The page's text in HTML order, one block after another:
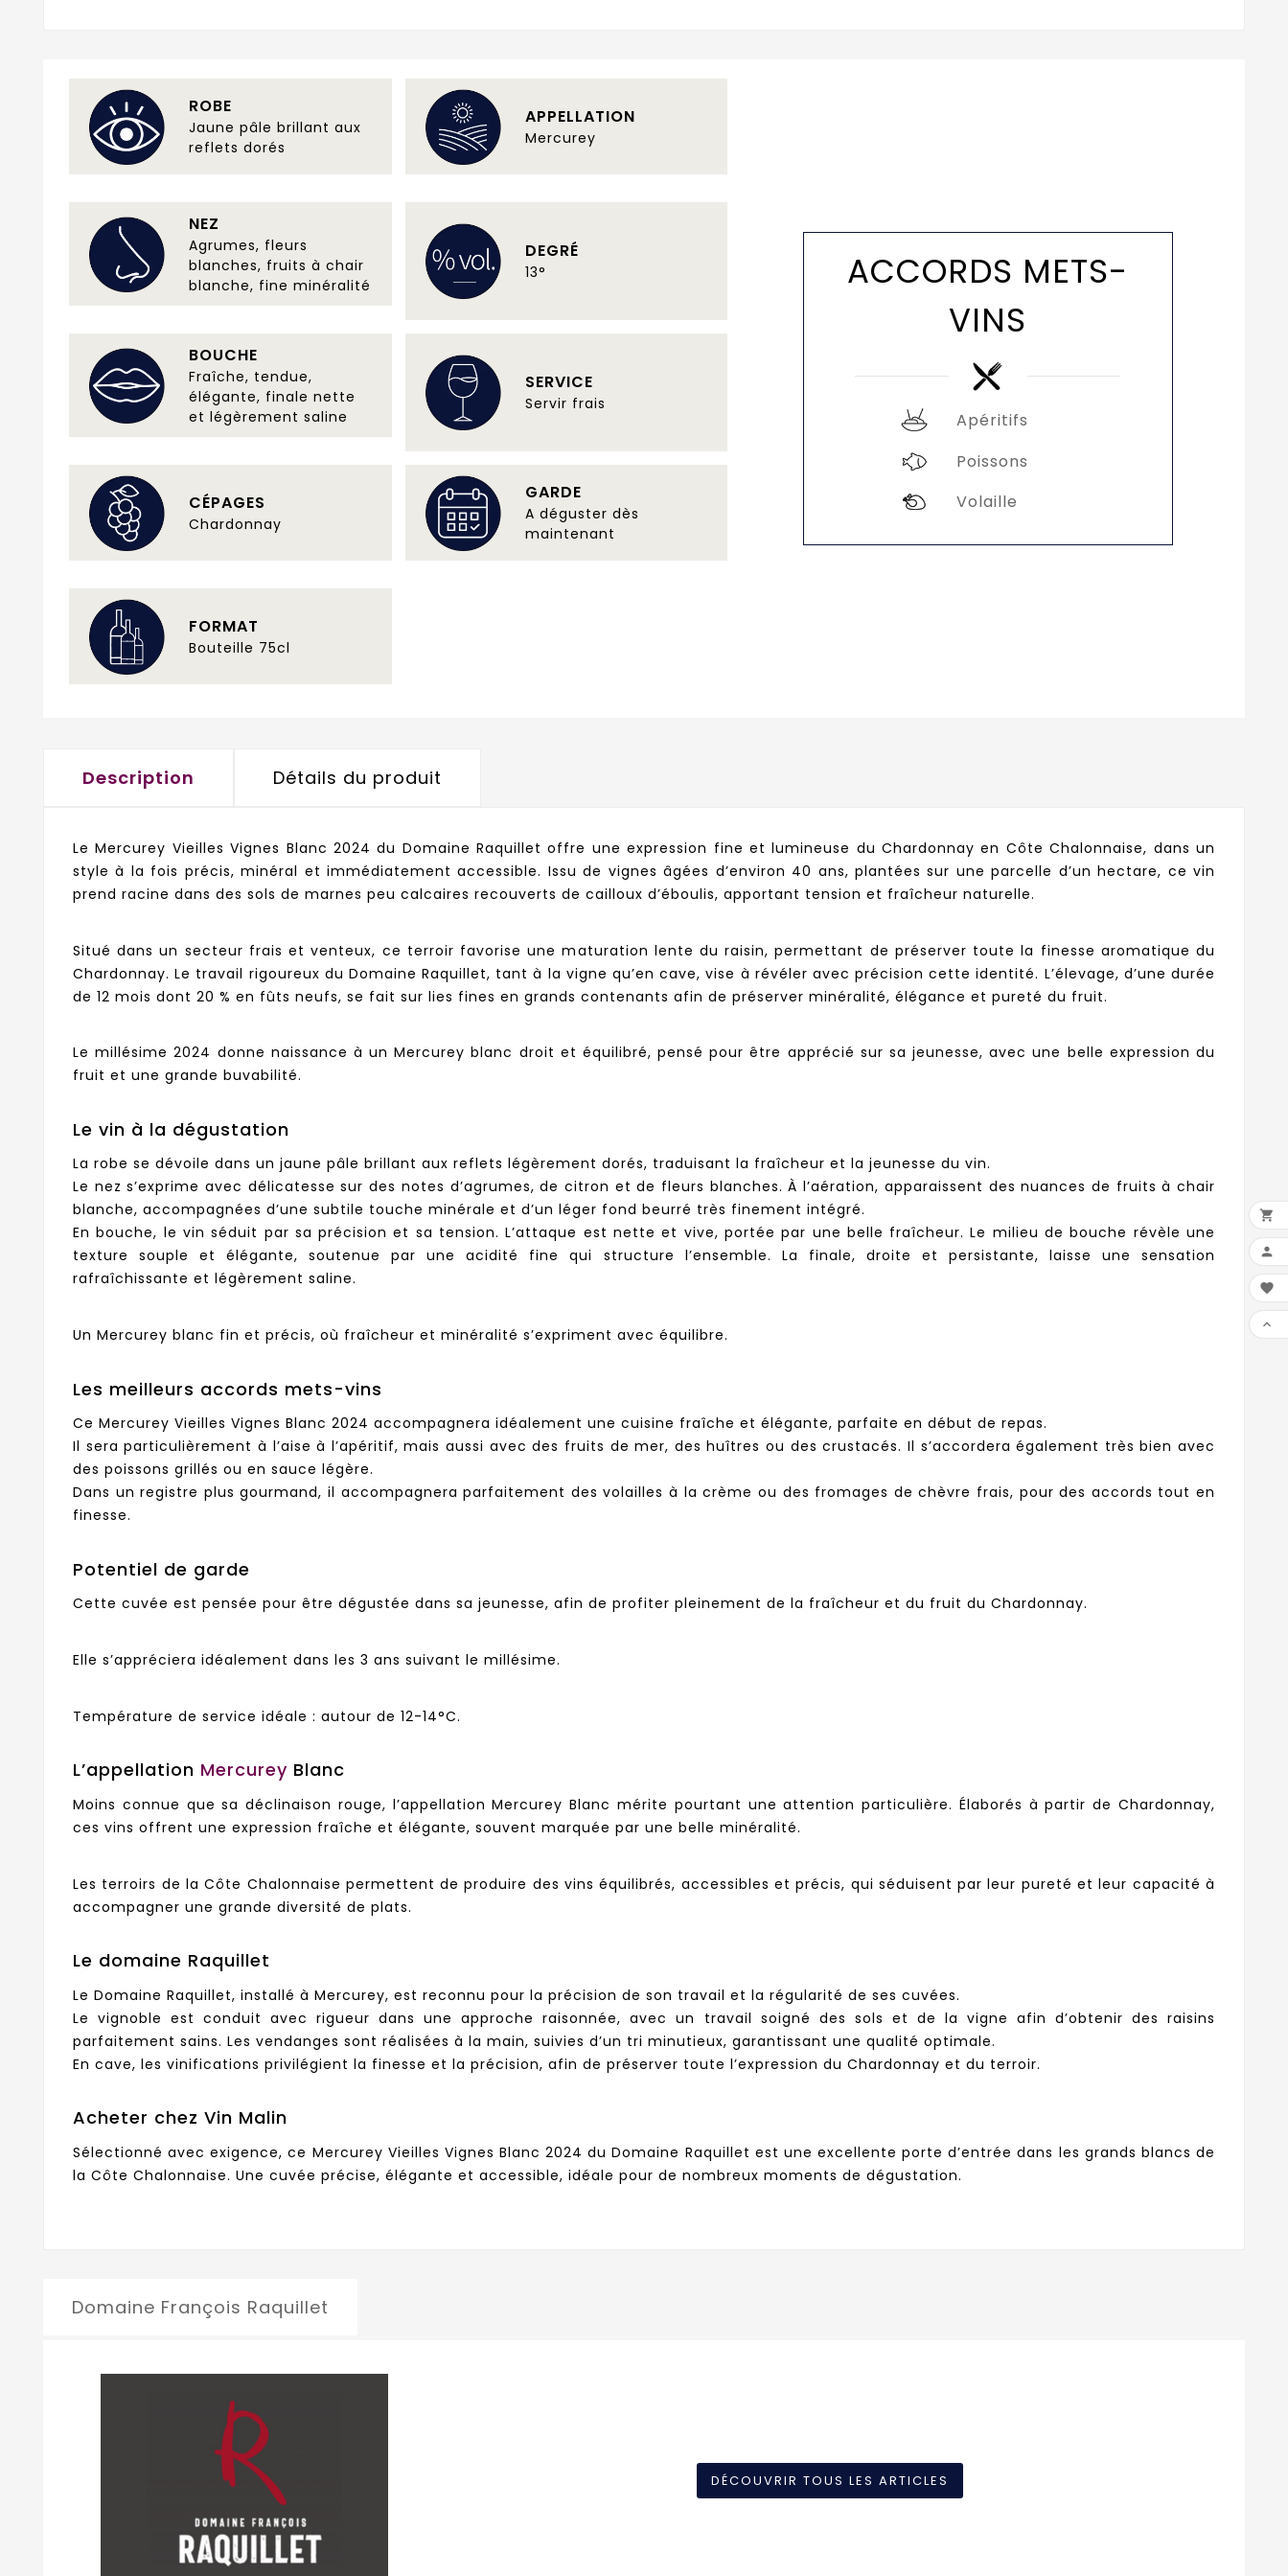
ROBE
Jaune pâle brillant aux
reflets dorés
APPELLATION
Mercurey
NEZ
Agrumes, fleurs
blanches, fruits à chair
blanche, fine minéralité
DEGRÉ
13°
BOUCHE
Fraîche, tendue,
élégante, finale nette
et légèrement saline
SERVICE
Servir frais
CÉPAGES
Chardonnay
GARDE
A déguster dès
maintenant
FORMAT
Bouteille 75cl
ACCORDS METS-
VINS
Apéritifs
Poissons
Volaille
Description Détails du produit
Le Mercurey Vieilles Vignes Blanc 2024 du Domaine Raquillet offre une expression fine et lumineuse du Chardonnay en Côte Chalonnaise, dans un
style à la fois précis, minéral et immédiatement accessible. Issu de vignes âgées d’environ 40 ans, plantées sur une parcelle d’un hectare, ce vin
prend racine dans des sols de marnes peu calcaires recouverts de cailloux d’éboulis, apportant tension et fraîcheur naturelle.
Situé dans un secteur frais et venteux, ce terroir favorise une maturation lente du raisin, permettant de préserver toute la finesse aromatique du
Chardonnay. Le travail rigoureux du Domaine Raquillet, tant à la vigne qu’en cave, vise à révéler avec précision cette identité. L’élevage, d’une durée
de 12 mois dont 20 % en fûts neufs, se fait sur lies fines en grands contenants afin de préserver minéralité, élégance et pureté du fruit.
Le millésime 2024 donne naissance à un Mercurey blanc droit et équilibré, pensé pour être apprécié sur sa jeunesse, avec une belle expression du
fruit et une grande buvabilité.
Le vin à la dégustation
La robe se dévoile dans un jaune pâle brillant aux reflets légèrement dorés, traduisant la fraîcheur et la jeunesse du vin.
Le nez s’exprime avec délicatesse sur des notes d’agrumes, de citron et de fleurs blanches. À l’aération, apparaissent des nuances de fruits à chair
blanche, accompagnées d’une subtile touche minérale et d’un léger fond beurré très finement intégré.
En bouche, le vin séduit par sa précision et sa tension. L’attaque est nette et vive, portée par une belle fraîcheur. Le milieu de bouche révèle une
texture souple et élégante, soutenue par une acidité fine qui structure l’ensemble. La finale, droite et persistante, laisse une sensation
rafraîchissante et légèrement saline.
Un Mercurey blanc fin et précis, où fraîcheur et minéralité s’expriment avec équilibre.
Les meilleurs accords mets-vins
Ce Mercurey Vieilles Vignes Blanc 2024 accompagnera idéalement une cuisine fraîche et élégante, parfaite en début de repas.
Il sera particulièrement à l’aise à l’apéritif, mais aussi avec des fruits de mer, des huîtres ou des crustacés. Il s’accordera également très bien avec
des poissons grillés ou en sauce légère.
Dans un registre plus gourmand, il accompagnera parfaitement des volailles à la crème ou des fromages de chèvre frais, pour des accords tout en
finesse.
Potentiel de garde
Cette cuvée est pensée pour être dégustée dans sa jeunesse, afin de profiter pleinement de la fraîcheur et du fruit du Chardonnay.
Elle s’appréciera idéalement dans les 3 ans suivant le millésime.
Température de service idéale : autour de 12-14°C.
L’appellation Mercurey Blanc
Moins connue que sa déclinaison rouge, l’appellation Mercurey Blanc mérite pourtant une attention particulière. Élaborés à partir de Chardonnay,
ces vins offrent une expression fraîche et élégante, souvent marquée par une belle minéralité.
Les terroirs de la Côte Chalonnaise permettent de produire des vins équilibrés, accessibles et précis, qui séduisent par leur pureté et leur capacité à
accompagner une grande diversité de plats.
Le domaine Raquillet
Le Domaine Raquillet, installé à Mercurey, est reconnu pour la précision de son travail et la régularité de ses cuvées.
Le vignoble est conduit avec rigueur dans une approche raisonnée, avec un travail soigné des sols et de la vigne afin d’obtenir des raisins
parfaitement sains. Les vendanges sont réalisées à la main, suivies d’un tri minutieux, garantissant une qualité optimale.
En cave, les vinifications privilégient la finesse et la précision, afin de préserver toute l’expression du Chardonnay et du terroir.
Acheter chez Vin Malin
Sélectionné avec exigence, ce Mercurey Vieilles Vignes Blanc 2024 du Domaine Raquillet est une excellente porte d’entrée dans les grands blancs de
la Côte Chalonnaise. Une cuvée précise, élégante et accessible, idéale pour de nombreux moments de dégustation.
Domaine François Raquillet
DÉCOUVRIR TOUS LES ARTICLES



